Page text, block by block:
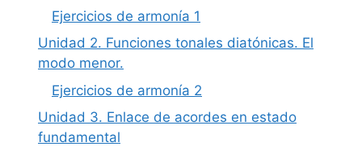
Ejercicios de armonía 1
Unidad 2. Funciones tonales diatónicas. El
modo menor.
Ejercicios de armonía 2
Unidad 3. Enlace de acordes en estado
fundamental